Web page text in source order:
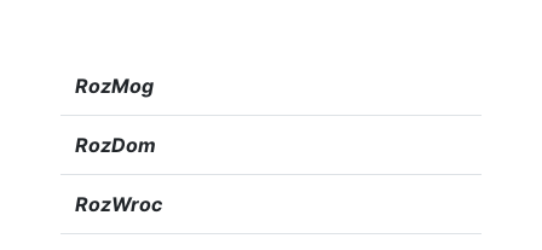
RozMog
RozDom
RozWroc